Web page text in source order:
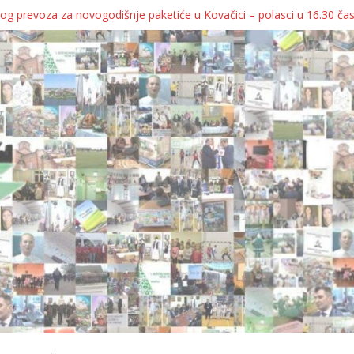
prevoza za novogodišnje paketiće u Kovačici – polasci u 16.30
KOLICA ZA 76 BEBA SA TERITORIJE OPŠTINE KOVAČICA
oborila rekord zatvorenih firmi!
telo
pa kukaju o „egzilu“